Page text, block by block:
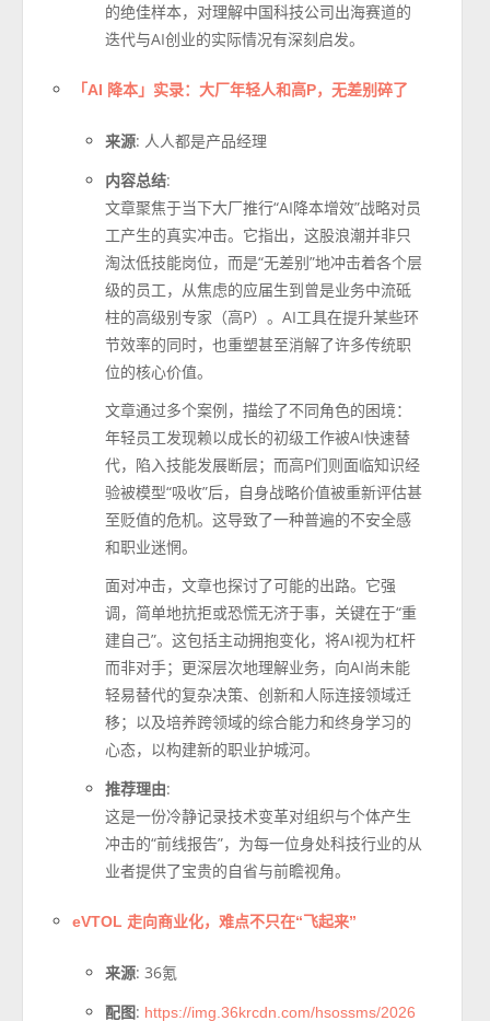
的绝佳样本，对理解中国科技公司出海赛道的
迭代与AI创业的实际情况有深刻启发。
「AI 降本」实录：大厂年轻人和高P，无差别碎了
来源: 人人都是产品经理
内容总结:
文章聚焦于当下大厂推行“AI降本增效”战略对员
工产生的真实冲击。它指出，这股浪潮并非只
淘汰低技能岗位，而是“无差别”地冲击着各个层
级的员工，从焦虑的应届生到曾是业务中流砥
柱的高级别专家（高P）。AI工具在提升某些环
节效率的同时，也重塑甚至消解了许多传统职
位的核心价值。
文章通过多个案例，描绘了不同角色的困境：
年轻员工发现赖以成长的初级工作被AI快速替
代，陷入技能发展断层；而高P们则面临知识经
验被模型“吸收”后，自身战略价值被重新评估甚
至贬值的危机。这导致了一种普遍的不安全感
和职业迷惘。
面对冲击，文章也探讨了可能的出路。它强
调，简单地抗拒或恐慌无济于事，关键在于“重
建自己”。这包括主动拥抱变化，将AI视为杠杆
而非对手；更深层次地理解业务，向AI尚未能
轻易替代的复杂决策、创新和人际连接领域迁
移；以及培养跨领域的综合能力和终身学习的
心态，以构建新的职业护城河。
推荐理由:
这是一份冷静记录技术变革对组织与个体产生
冲击的“前线报告”，为每一位身处科技行业的从
业者提供了宝贵的自省与前瞻视角。
eVTOL 走向商业化，难点不只在“飞起来”
来源: 36氪
配图: https://img.36krcdn.com/hsossms/2026